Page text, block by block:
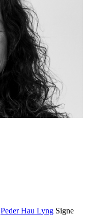
Peder Hau Lyng Signe